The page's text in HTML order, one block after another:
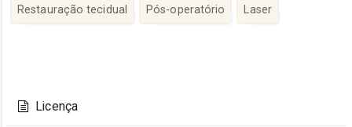
artigo
Restauração tecidual Pós-operatório Laser
do
artigo
Licença